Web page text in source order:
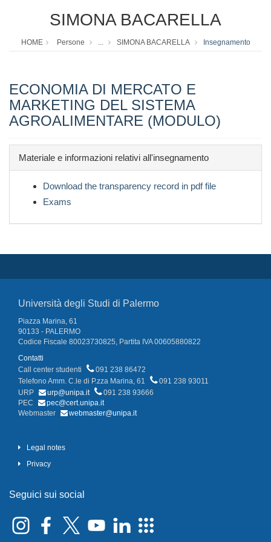
SIMONA BACARELLA
HOME Persone ... SIMONA BACARELLA Insegnamento
ECONOMIA DI MERCATO E
MARKETING DEL SISTEMA
AGROALIMENTARE (MODULO)
Materiale e informazioni relativi all'insegnamento
Download the transparency record in pdf file
Exams
Università degli Studi di Palermo
Piazza Marina, 61
90133 - PALERMO
Codice Fiscale 80023730825, Partita IVA 00605880822
Contatti
Call center studenti
091 238 86472
Telefono Amm. C.le di P.zza Marina, 61
091 238 93011
URP
urp@unipa.it
091 238 93666
PEC
pec@cert.unipa.it
Webmaster
webmaster@unipa.it
Legal notes
Privacy
Seguici sui social